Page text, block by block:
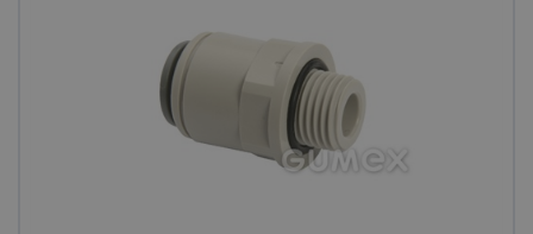
Ďalšie gumové a plastové výrobky